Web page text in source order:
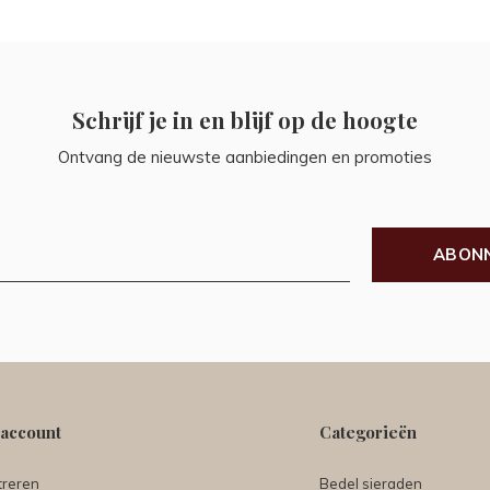
Schrijf je in en blijf op de hoogte
Ontvang de nieuwste aanbiedingen en promoties
Categorieën
Bedel sieraden